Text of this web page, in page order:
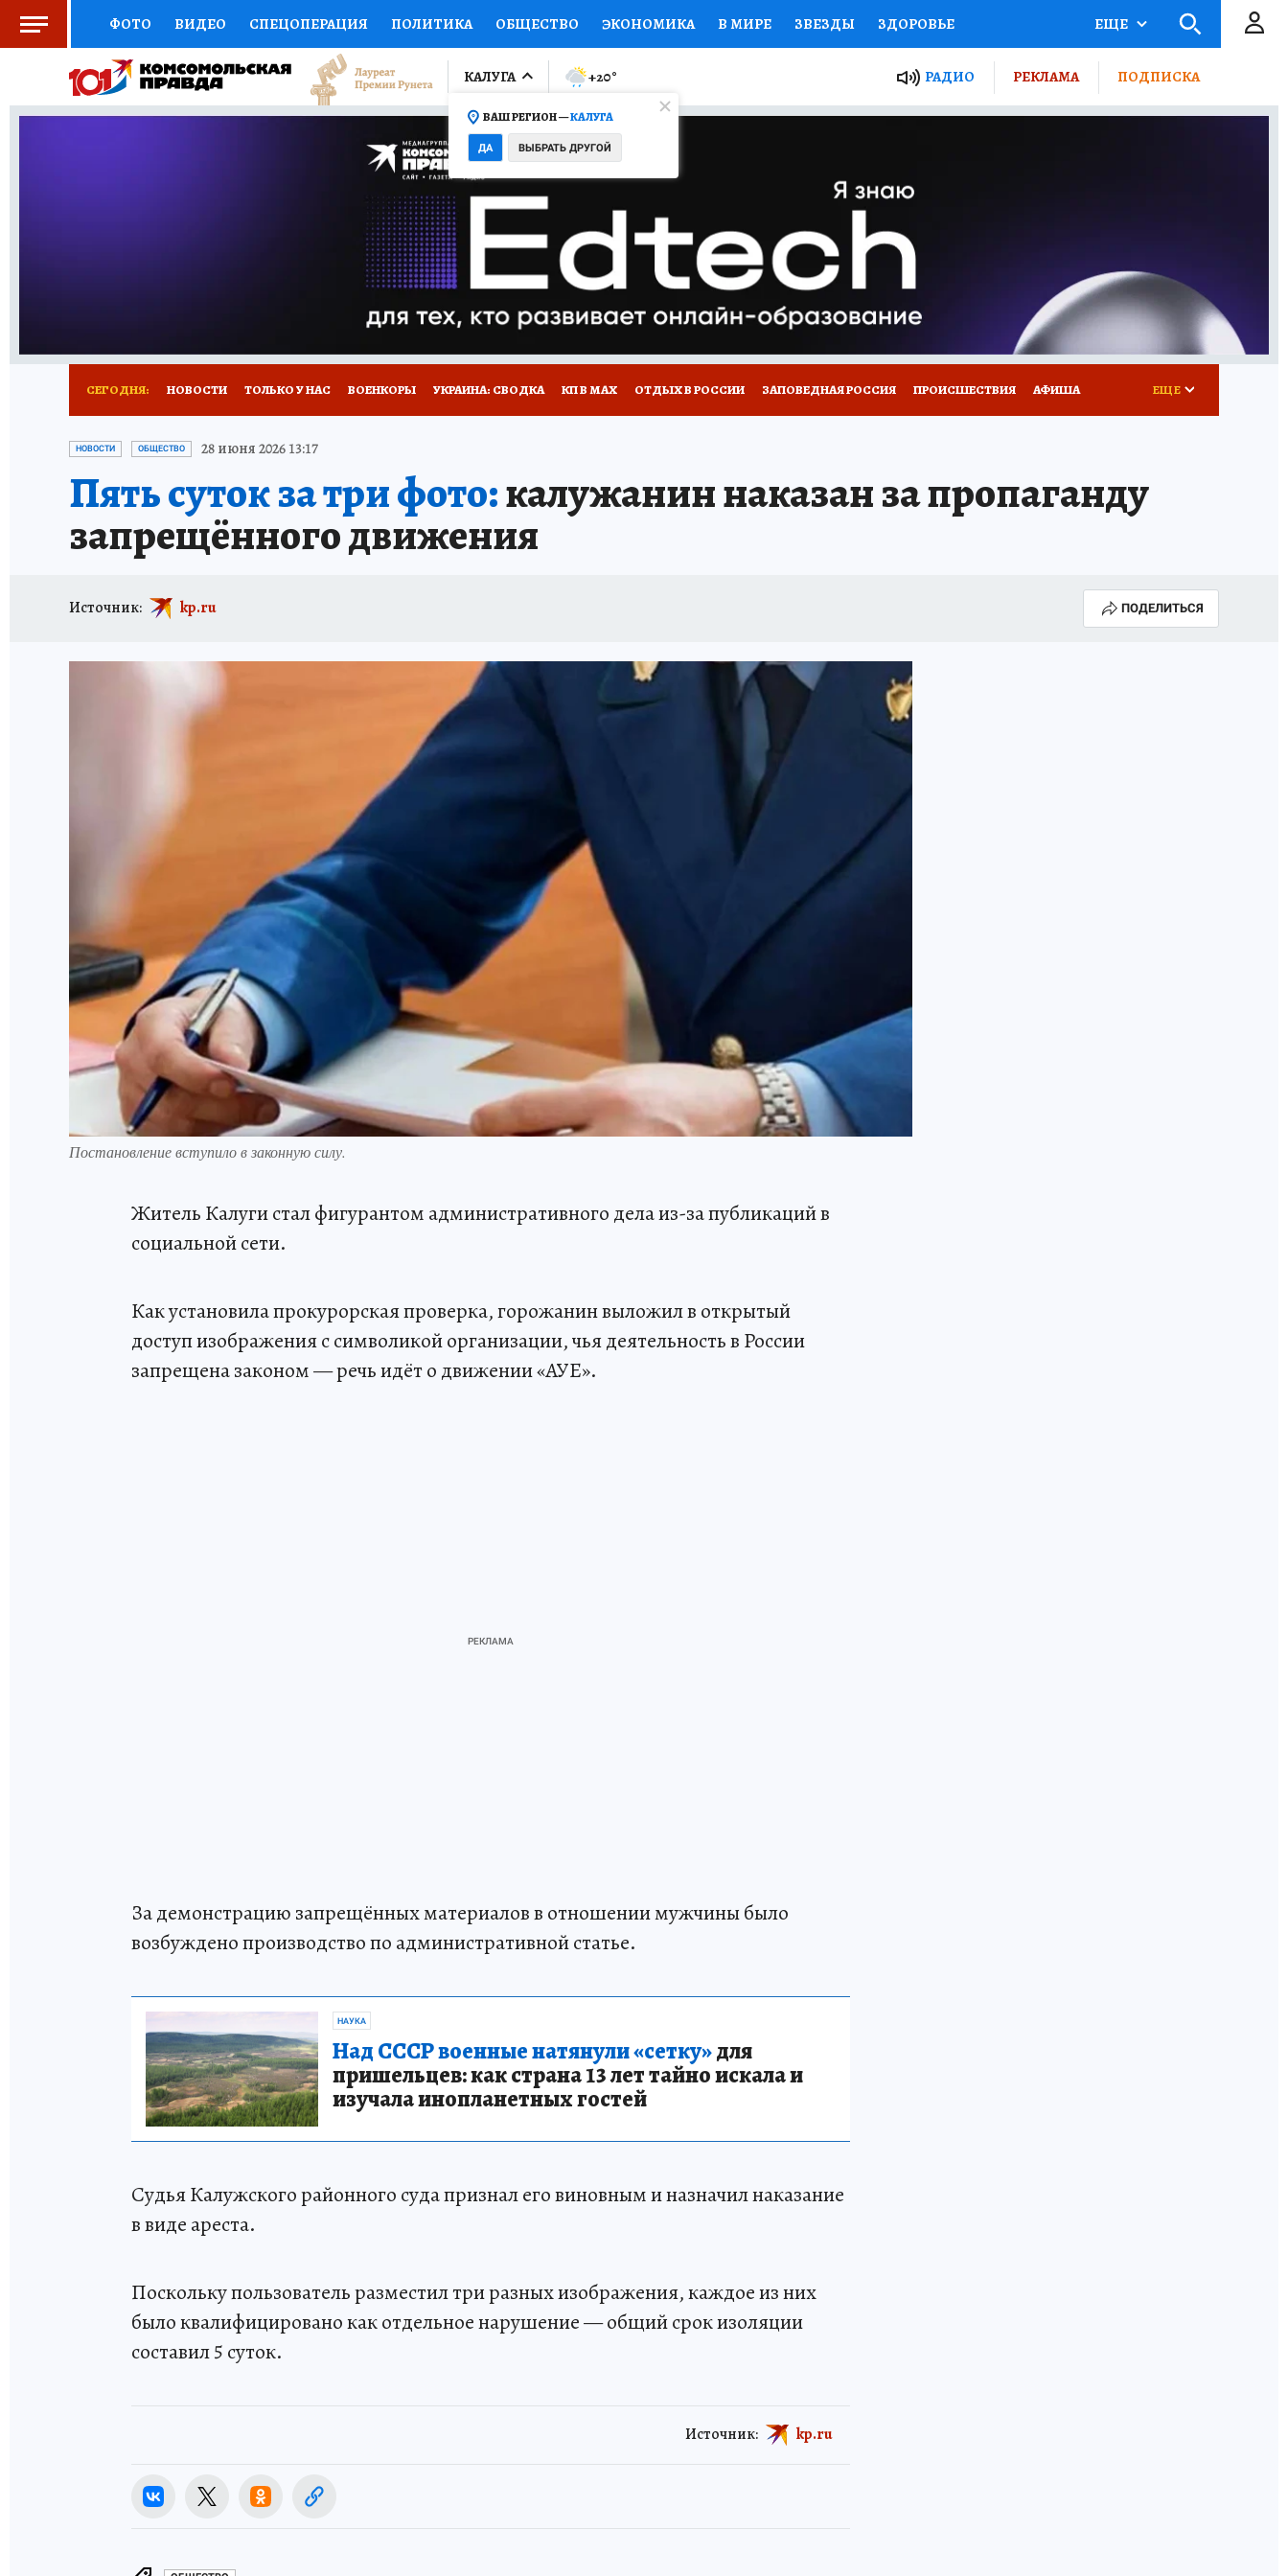
ФОТО ВИДЕО СПЕЦОПЕРАЦИЯ ПОЛИТИКА ОБЩЕСТВО ЭКОНОМИКА В МИРЕ ЗВЕЗДЫ ЗДОРОВЬЕ
СОЦПОДДЕРЖКА НАУКА СПОРТ КОЛУМНИСТЫ ПРОИСШЕСТВИЯ НАЦИОНАЛЬНЫЕ ПРОЕКТЫ РОССИИ
ВЫБОР ЭКСПЕРТОВ ДОКТОР ФИНАНСЫ ОТКРЫВАЕМ МИР Я ЗНАЮ СЕМЬЯ ЖЕНСКИЕ СЕКРЕТЫ ПУТЕВОДИТЕЛЬ
ПРОГНОЗЫ НА СПОРТ ПРОМОКОДЫ СЕРИАЛЫ
ТЕЛЕВИЗОР КОЛЛЕКЦИИ КОНКУРСЫ ГИД ПОТРЕБИТЕЛЯ
НОВОЕ НА САЙТЕ
ЕЩЕ
КАЛУГА
ВАШ РЕГИОН —КАЛУГА
ДА ВЫБРАТЬ ДРУГОЙ
+20° РАДИО РЕКЛАМА ПОДПИСКА
СЕГОДНЯ: НОВОСТИ ТОЛЬКО У НАС ВОЕНКОРЫ УКРАИНА: СВОДКА КП В МАХ ОТДЫХ В РОССИИ ЗАПОВЕДНАЯ РОССИЯ ПРОИСШЕСТВИЯ АФИША
ИСПЫТАНО НА СЕБЕ
ЕЩЕ
НОВОСТИ ОБЩЕСТВО 28 июня 2026 13:17
Пять суток за три фото:калужанин наказан за пропаганду
запрещённого движения
Источник: kp.ru ПОДЕЛИТЬСЯ
Постановление вступило в законную силу.
Житель Калуги стал фигурантом административного дела из-за публикаций в
социальной сети.
Как установила прокурорская проверка, горожанин выложил в открытый
доступ изображения с символикой организации, чья деятельность в России
запрещена законом — речь идёт о движении «АУЕ».
За демонстрацию запрещённых материалов в отношении мужчины было
возбуждено производство по административной статье.
НАУКА
Над СССР военные натянули «сетку»для
пришельцев: как страна 13 лет тайно искала и
изучала инопланетных гостей
Судья Калужского районного суда признал его виновным и назначил наказание
в виде ареста.
Поскольку пользователь разместил три разных изображения, каждое из них
было квалифицировано как отдельное нарушение — общий срок изоляции
составил 5 суток.
Источник: kp.ru